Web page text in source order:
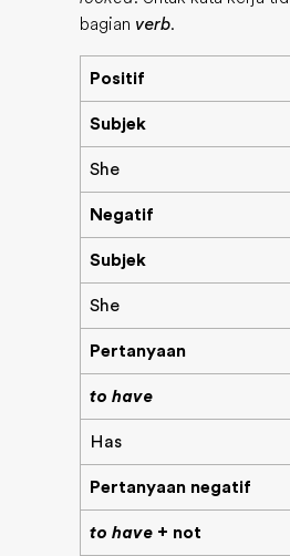
bagian verb.
Positif
Subjek
She
Negatif
Subjek
She
Pertanyaan
to have
Has
Pertanyaan negatif
to have + not